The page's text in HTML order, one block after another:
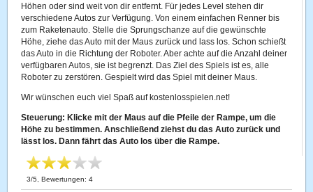
Höhen oder sind weit von dir entfernt. Für jedes Level stehen dir
verschiedene Autos zur Verfügung. Von einem einfachen Renner bis
zum Raketenauto. Stelle die Sprungschanze auf die gewünschte
Höhe, ziehe das Auto mit der Maus zurück und lass los. Schon schießt
das Auto in die Richtung der Roboter. Aber achte auf die Anzahl deiner
verfügbaren Autos, sie ist begrenzt. Das Ziel des Spiels ist es, alle
Roboter zu zerstören. Gespielt wird das Spiel mit deiner Maus.
Wir wünschen euch viel Spaß auf kostenlosspielen.net!
Steuerung: Klicke mit der Maus auf die Pfeile der Rampe, um die
Höhe zu bestimmen. Anschließend ziehst du das Auto zurück und
lässt los. Dann fährt das Auto los über die Rampe.
3/5 , Bewertungen:4